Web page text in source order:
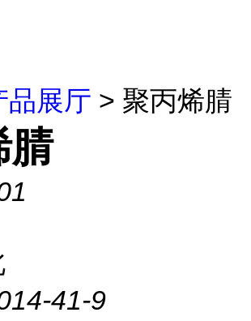
品展厅 > 聚丙烯腈
腈
41-9